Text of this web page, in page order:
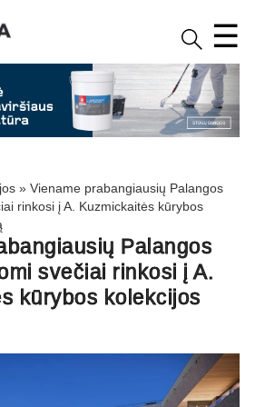
☰
» Viename prabangiausių Palangos
rinkosi į A. Kuzmickaitės kūrybos
Palangos
svečiai rinkosi į A.
kūrybos kolekcijos